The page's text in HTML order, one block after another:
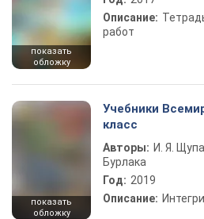
показать
обложку
Описание:
работ
показать
обложку
Учебники
класс
Авторы: И. Я.
Бурлака
Год: 2019
Описание: